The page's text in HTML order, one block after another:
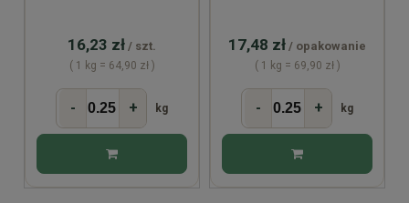
16,23 zł / szt.
( 1 kg = 64,90 zł )
- + kg
17,48 zł / opakowanie
( 1 kg = 69,90 zł )
- + kg